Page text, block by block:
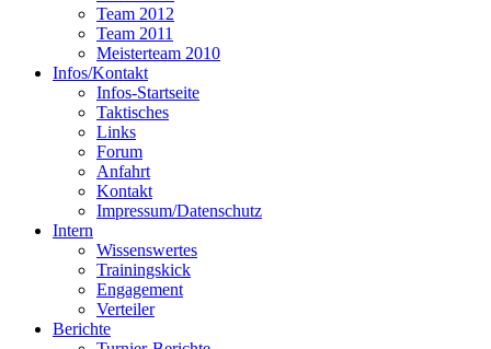
Team 2012
Team 2011
Meisterteam 2010
Infos/Kontakt
Infos-Startseite
Taktisches
Links
Forum
Anfahrt
Kontakt
Impressum/Datenschutz
Intern
Wissenswertes
Trainingskick
Engagement
Verteiler
Berichte